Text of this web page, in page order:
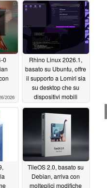
0
2026
Rhino Linux 2026.1,
basato su Ubuntu, offre
il supporto a Lomiri sia
su desktop che su
dispositivi mobili
05/26/2026
TileOS 2.0, basato su
Debian, arriva con
molteplici modifiche